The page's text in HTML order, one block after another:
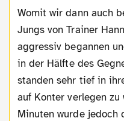
Womit wir dann auch beim Spiel wären, dass die
Jungs von Trainer
aggressiv begannen
in der Hälfte des
standen sehr tief in
auf Konter verlegen zu
Minuten wurde jedoch